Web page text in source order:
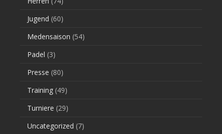
Jugend (60)
Medensaison (54)
Padel (3)
Presse (80)
Training (49)
Turniere (29)
Uncategorized (7)